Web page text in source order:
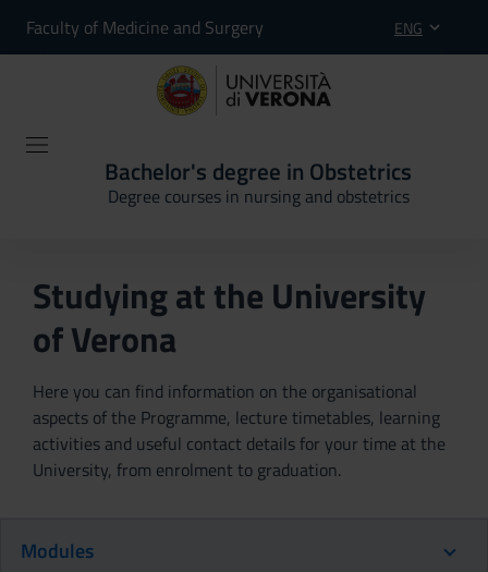
Faculty of Medicine and Surgery ENG
Bachelor's degree in Obstetrics
Degree courses in nursing and obstetrics
Studying at the University
of Verona
Here you can find information on the organisational
aspects of the Programme, lecture timetables, learning
activities and useful contact details for your time at the
University, from enrolment to graduation.
Modules